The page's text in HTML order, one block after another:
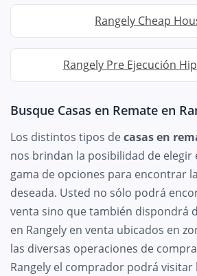
Rangely Cheap
Rangely Pre Ejecución
Busque Casas en Remate en
Los distintos tipos decasas en
nos brindan la posibilidad de elegir
gama de opciones para encontrar
deseada. Usted no sólo podrá
venta sino que también dispondrá
en Rangely en venta ubicados en
las diversas operaciones de
Rangely el comprador podrá visitar